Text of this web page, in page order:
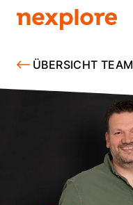
ÜBERSICHT TEAM